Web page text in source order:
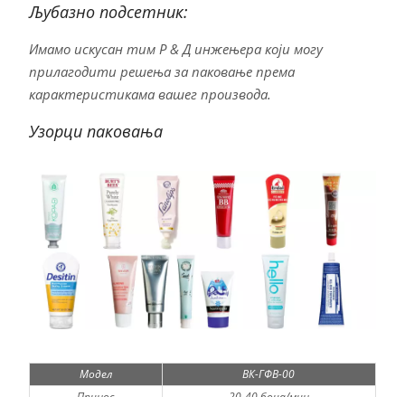
Љубазно подсетник:
Имамо искусан тим Р & Д инжењера који могу
прилагодити решења за паковање према
карактеристикама вашег производа.
Узорци паковања
Модел
ВК-ГФВ-00